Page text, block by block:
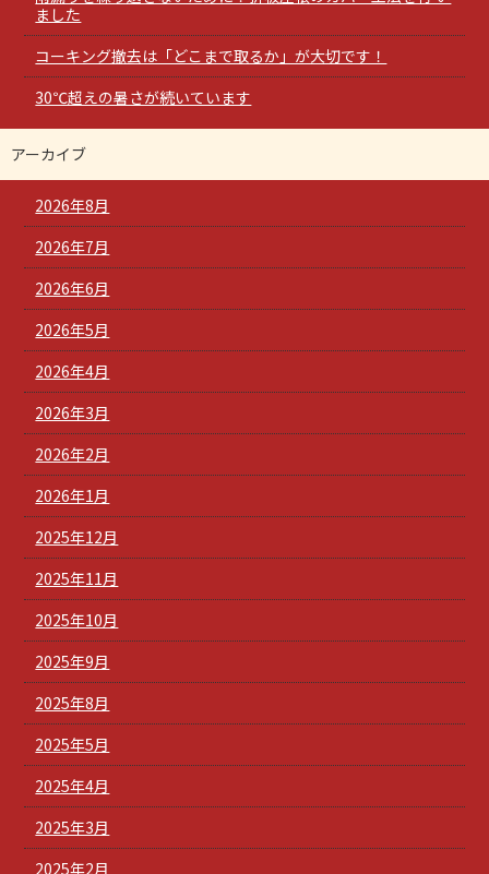
ました
コーキング撤去は「どこまで取るか」が大切です！
30℃超えの暑さが続いています
アーカイブ
2026年8月
2026年7月
2026年6月
2026年5月
2026年4月
2026年3月
2026年2月
2026年1月
2025年12月
2025年11月
2025年10月
2025年9月
2025年8月
2025年5月
2025年4月
2025年3月
2025年2月